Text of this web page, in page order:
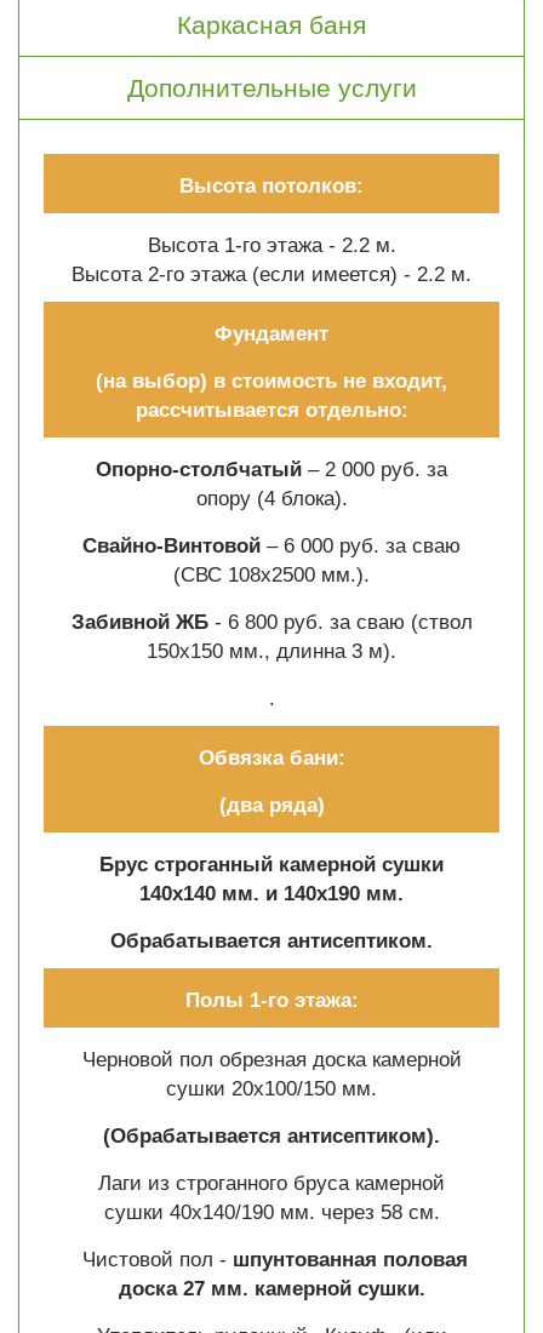
Каркасная баня
Дополнительные услуги
Высота потолков:
Высота 1-го этажа - 2.2 м.
Высота 2-го этажа (если имеется) - 2.2 м.
Фундамент
(на выбор) в стоимость не входит,
рассчитывается отдельно:
Опорно-столбчатый – 2 000 руб. за
опору (4 блока).
Свайно-Винтовой – 6 000 руб. за сваю
(СВС 108х2500 мм.).
Забивной ЖБ- 6 800 руб. за сваю (ствол
150х150 мм., длинна 3 м).
.
Обвязка бани:
(два ряда)
Брус строганный камерной сушки
140х140 мм. и 140х190 мм.
Обрабатывается антисептиком.
Полы 1-го этажа:
Черновой пол обрезная доска камерной
сушки 20х100/150 мм.
(Обрабатывается антисептиком).
Лаги из строганного бруса камерной
сушки 40х140/190 мм. через 58 см.
Чистовой пол - шпунтованная половая
доска 27 мм. камерной сушки.